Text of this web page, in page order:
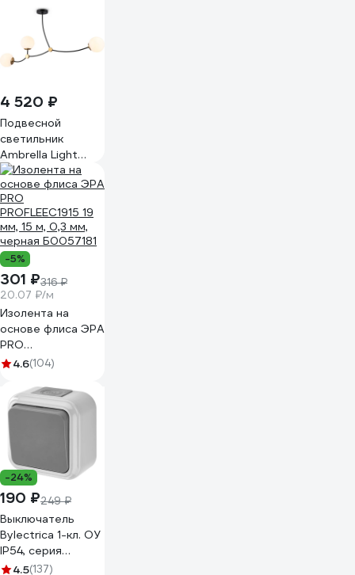
4 520 ₽
Подвесной
светильник
Ambrella Light
TRADITIONAL
TR2568
-5%
301 ₽316 ₽
20.07 ₽/м
Изолента на
основе флиса ЭРА
PRO
PROFLEEC1915 19
черная Б0057181
4.6(104)
-24%
190 ₽249 ₽
Выключатель
Bylectrica 1-кл. ОУ
IP54, серия
ПРАЛЕСКА АКВА,
4.5(137)